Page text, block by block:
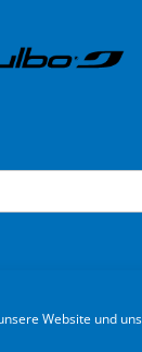
Website und